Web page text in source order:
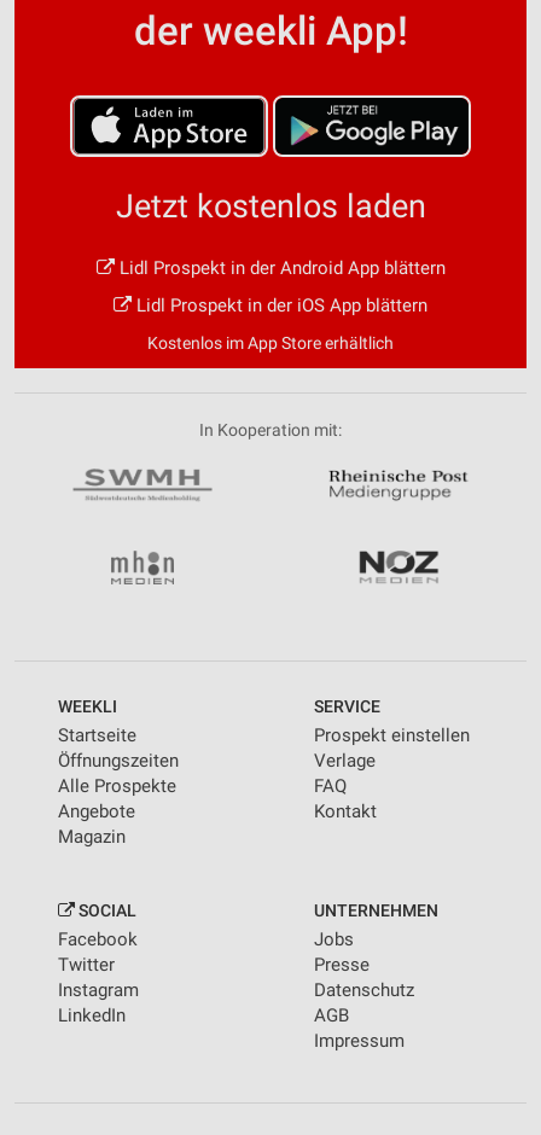
der weekli App!
Jetzt kostenlos laden
Lidl Prospekt in der Android App blättern
Lidl Prospekt in der iOS App blättern
Kostenlos im App Store erhältlich
In Kooperation mit:
WEEKLI
Startseite
Öffnungszeiten
Alle Prospekte
Angebote
Magazin
SERVICE
Prospekt einstellen
Verlage
FAQ
Kontakt
SOCIAL
Facebook
Twitter
Instagram
LinkedIn
UNTERNEHMEN
Jobs
Presse
Datenschutz
AGB
Impressum